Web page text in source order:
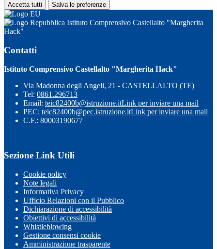
Accetta tutti Salva le preferenze
Istituto Comprensivo Castellalto "Margherita
Hack"
Contatti
Istituto Comprensivo Castellalto "Margherita Hack"
Via Madonna degli Angeli, 21 - CASTELLALTO (TE)
Tel: 0861.296713
Email: teic82400b@istruzione.itLink per inviare una mail
PEC: teic82400b@pec.istruzione.itLink per inviare una mail
C.F.: 80003190677
Sezione Link Utili
Cookie policy
Note legali
Informativa Privacy
Ufficio Relazioni con il Pubblico
Dichiarazione di accessibilità
Obiettivi di accessibilità
Whistleblowing
Gestione consensi cookie
Amministrazione trasparente